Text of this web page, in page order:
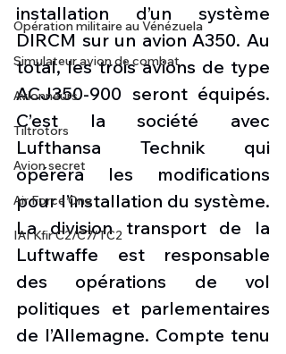
Opération militaire au Vénézuela
Simulateur avion de combat
Avionneurs
Tiltrotors
Avion secret
Air Force One
IAI Kfir C2/C7/TC2
installation d’un système
DIRCM sur un avion A350. Au
total, les trois avions de type
ACJ350-900 seront équipés.
C’est la société avec
Lufthansa Technik qui
opérera les modifications
pour l’installation du système.
La division transport de la
Luftwaffe est responsable
des opérations de vol
politiques et parlementaires
de l’Allemagne. Compte tenu